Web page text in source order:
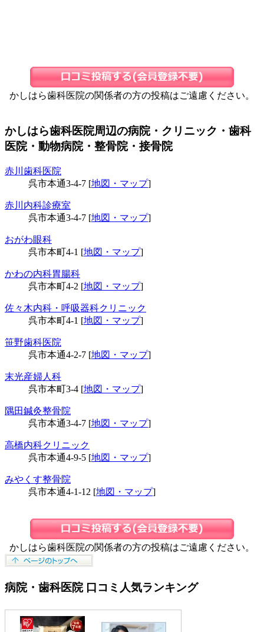
かしはら歯科医院の関係者の方の投稿はご遠慮ください。
かしはら歯科医院周辺の病院・クリニック・歯科
医院・動物病院・整骨院・接骨院
赤川歯科医院
呉市本通3-4-7 [地図・マップ]
赤川内科診療室
呉市本通3-4-7 [地図・マップ]
おがわ眼科
呉市本町4-1 [地図・マップ]
かわの内科胃腸科
呉市本町4-2 [地図・マップ]
佐々木内科・呼吸器科クリニック
呉市本町4-1 [地図・マップ]
笹野歯科医院
呉市本通4-2-7 [地図・マップ]
末光産婦人科
呉市本町3-4 [地図・マップ]
隅田鍼灸整骨院
呉市本通3-4-7 [地図・マップ]
高橋内科クリニック
呉市本通4-9-5 [地図・マップ]
みやくす整骨院
呉市本通4-1-12 [地図・マップ]
かしはら歯科医院の関係者の方の投稿はご遠慮ください。
病院・歯科医院 口コミ人気ランキング